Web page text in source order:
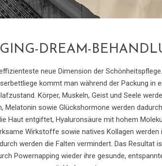
DREAM-
neue Dimension der Schönheitspflege.
kommt man während der Packung in
Körper, Muskeln, Geist und Seele
, Melatonin sowie Glückshormone werden
Haut entgiftet, Hyaluronsäure mit hohem
Wirkstoffe sowie natives Kollagen werden
werden die Falten vermindert. Das Resultat
Powernapping wieder ihre gesunde,